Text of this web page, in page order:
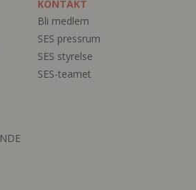
KONTAKT
Bli medlem
SES pressrum
SES styrelse
SES-teamet